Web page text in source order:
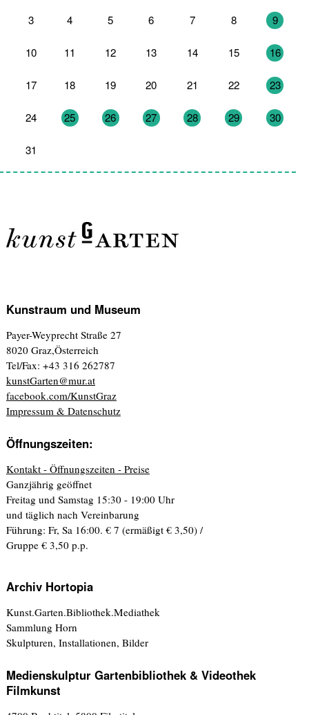
3 4 5 6 7 8 9
10 11 12 13 14 15 16
17 18 19 20 21 22 23
24 25 26 27 28 29 30
31
Kunstraum und Museum
Payer-Weyprecht Straße 27
8020 Graz,Österreich
Tel/Fax: +43 316 262787
kunstGarten@mur.at
facebook.com/KunstGraz
Impressum & Datenschutz
Öffnungszeiten:
Kontakt - Öffnungszeiten - Preise
Ganzjährig geöffnet
Freitag und Samstag 15:30 - 19:00 Uhr
und täglich nach Vereinbarung
Führung: Fr, Sa 16:00. € 7 (ermäßigt € 3,50) /
Gruppe € 3,50 p.p.
Archiv Hortopia
Kunst.Garten.Bibliothek.Mediathek
Sammlung Horn
Skulpturen, Installationen, Bilder
Medienskulptur Gartenbibliothek & Videothek
Filmkunst